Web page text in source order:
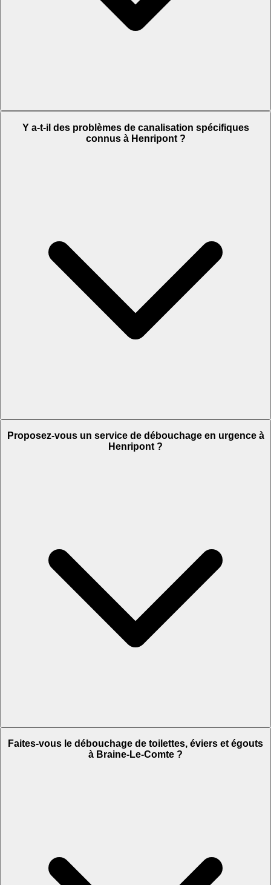
Y a-t-il des problèmes de canalisation spécifiques
connus à Henripont ?
Proposez-vous un service de débouchage en urgence à
Henripont ?
Faites-vous le débouchage de toilettes, éviers et égouts
à Braine-Le-Comte ?